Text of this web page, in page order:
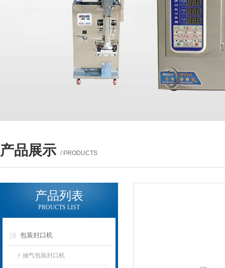
产品展示 / PRODUCTS
产品列表
PROUCTS LIST
包装封口机
抽气包装封口机